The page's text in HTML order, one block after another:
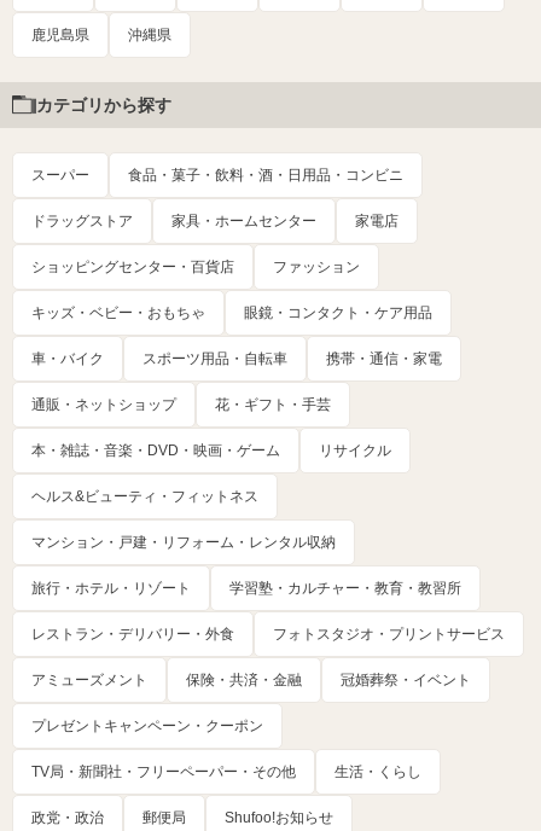
鹿児島県 沖縄県
カテゴリから探す
スーパー 食品・菓子・飲料・酒・日用品・コンビニ
ドラッグストア 家具・ホームセンター 家電店
ショッピングセンター・百貨店 ファッション
キッズ・ベビー・おもちゃ 眼鏡・コンタクト・ケア用品
車・バイク スポーツ用品・自転車 携帯・通信・家電
通販・ネットショップ 花・ギフト・手芸
本・雑誌・音楽・DVD・映画・ゲーム リサイクル
ヘルス&ビューティ・フィットネス
マンション・戸建・リフォーム・レンタル収納
旅行・ホテル・リゾート 学習塾・カルチャー・教育・教習所
レストラン・デリバリー・外食 フォトスタジオ・プリントサービス
アミューズメント 保険・共済・金融 冠婚葬祭・イベント
プレゼントキャンペーン・クーポン
TV局・新聞社・フリーペーパー・その他 生活・くらし
政党・政治 郵便局 Shufoo!お知らせ